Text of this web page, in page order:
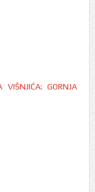
VIŠNJIĆA: GORNJA